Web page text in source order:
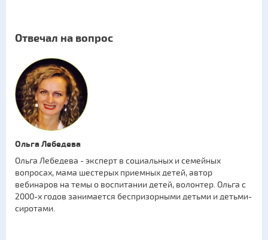
Отвечал на вопрос
Ольга Лебедева
Ольга Лебедева - эксперт в социальных и семейных
вопросах, мама шестерых приемных детей, автор
вебинаров на темы о воспитании детей, волонтер. Ольга с
2000-х годов занимается беспризорными детьми и детьми-
сиротами.